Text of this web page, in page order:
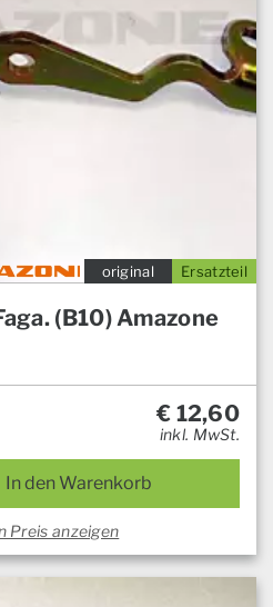
Ersatzteil
original
(B10) Amazone
€ 12,60
inkl. MwSt.
In den Warenkorb
Preis anzeigen